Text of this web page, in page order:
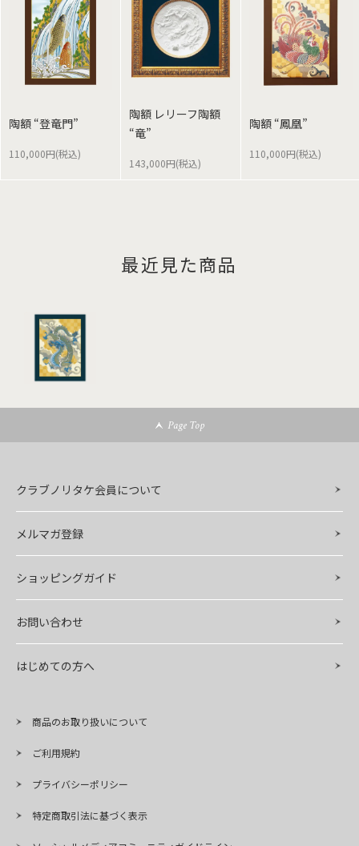
陶額 “登竜門”
110,000円(税込)
陶額 レリーフ陶額
“竜”
143,000円(税込)
陶額 “鳳凰”
110,000円(税込)
最近見た商品
Page Top
クラブノリタケ会員について
メルマガ登録
ショッピングガイド
お問い合わせ
はじめての方へ
商品のお取り扱いについて
ご利用規約
プライバシーポリシー
特定商取引法に基づく表示